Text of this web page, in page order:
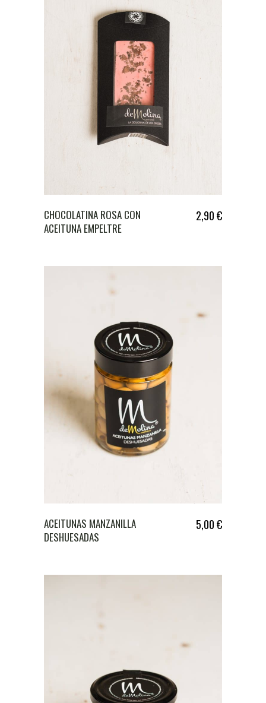
CHOCOLATINA ROSA CON
ACEITUNA EMPELTRE
2,90€
ACEITUNAS MANZANILLA
DESHUESADAS
5,00€